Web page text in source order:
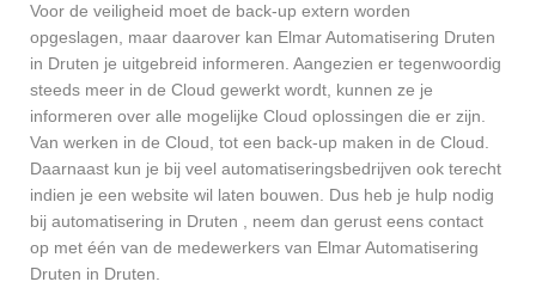
Voor de veiligheid moet de back-up extern worden
opgeslagen, maar daarover kan Elmar Automatisering Druten
in Druten je uitgebreid informeren. Aangezien er tegenwoordig
steeds meer in de Cloud gewerkt wordt, kunnen ze je
informeren over alle mogelijke Cloud oplossingen die er zijn.
Van werken in de Cloud, tot een back-up maken in de Cloud.
Daarnaast kun je bij veel automatiseringsbedrijven ook terecht
indien je een website wil laten bouwen. Dus heb je hulp nodig
bij automatisering in Druten , neem dan gerust eens contact
op met één van de medewerkers van Elmar Automatisering
Druten in Druten.